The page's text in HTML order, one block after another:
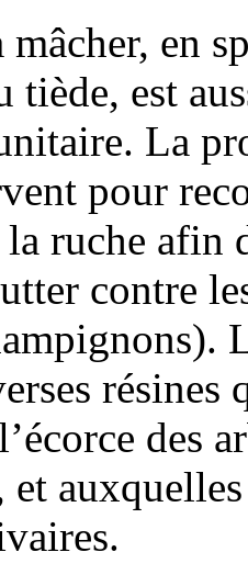
en
tiède, est
La
pour
ruche afin
contre
résines
des
et